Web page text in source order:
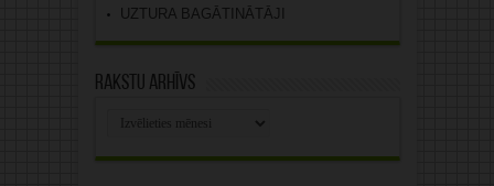
UZTURA BAGĀTINĀTĀJI
Rakstu arhīvs